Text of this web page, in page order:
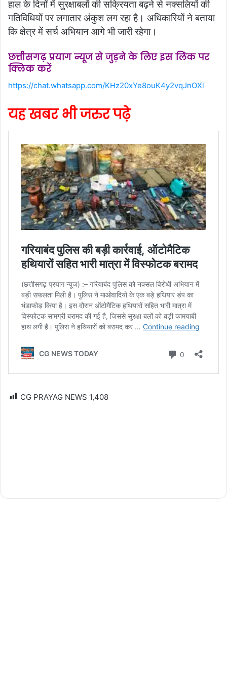
हाल के दिनों में सुरक्षाबलों की सक्रियता बढ़ने से नक्सलियों की
गतिविधियों पर लगातार अंकुश लग रहा है। अधिकारियों ने बताया
कि क्षेत्र में सर्च अभियान आगे भी जारी रहेगा।
छत्तीसगढ़ प्रयाग न्यूज से जुड़ने के लिए इस लिंक पर
क्लिक करें
https://chat.whatsapp.com/KHz20xYe8ouK4y2vqJnOXl
यह खबर भी जरुर पढ़े
CG PRAYAG NEWS 1,408